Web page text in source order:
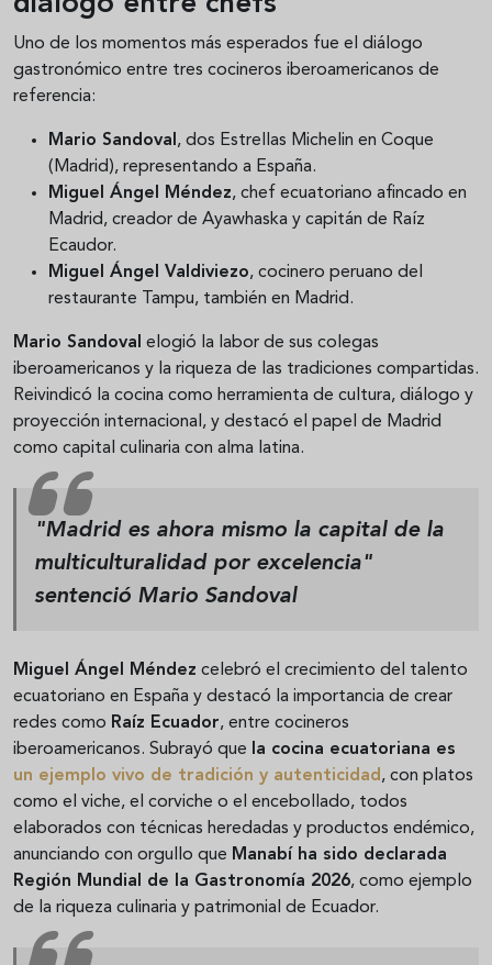
Uno de los momentos más esperados fue el diálogo
gastronómico entre tres cocineros iberoamericanos de
referencia:
Mario Sandoval , dos Estrellas Michelin en Coque
(Madrid), representando a España.
Miguel Ángel Méndez, chef ecuatoriano afincado en
Madrid, creador de Ayawhaska y capitán de Raíz
Ecaudor.
Miguel Ángel Valdiviezo, cocinero peruano del
restaurante Tampu, también en Madrid.
Mario Sandoval elogió la labor de sus colegas
iberoamericanos y la riqueza de las tradiciones compartidas.
Reivindicó la cocina como herramienta de cultura, diálogo y
proyección internacional, y destacó el papel de Madrid
como capital culinaria con alma latina.
"Madrid es ahora mismo la capital de la
multiculturalidad por excelencia"
sentenció Mario Sandoval
Miguel Ángel Méndez celebró el crecimiento del talento
ecuatoriano en España y destacó la importancia de crear
redes como Raíz Ecuador, entre cocineros
iberoamericanos. Subrayó que
la cocina ecuatoriana es
un ejemplo vivo de tradición y autenticidad, con platos
como el viche, el corviche o el encebollado, todos
elaborados con técnicas heredadas y productos endémico,
anunciando con orgullo que Manabí ha sido declarada
Región Mundial de la Gastronomía 2026, como ejemplo
de la riqueza culinaria y patrimonial de Ecuador.